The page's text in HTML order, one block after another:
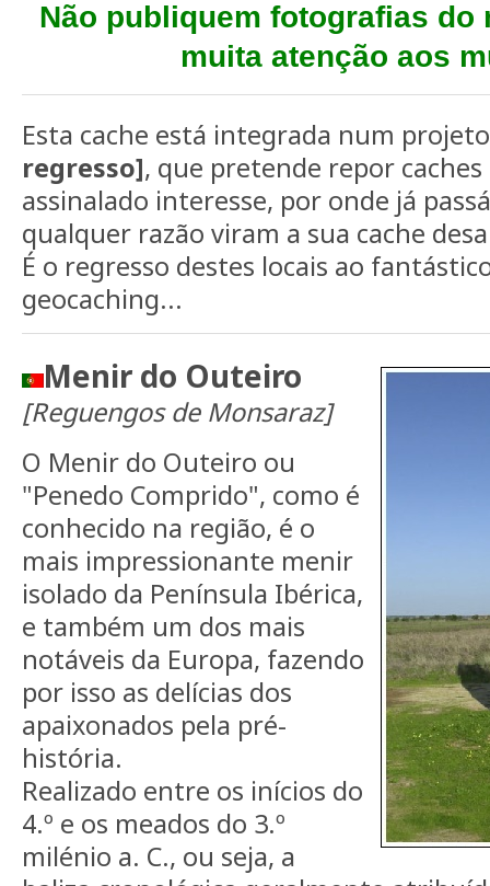
Não publiquem fotografias do
muita atenção aos
Esta cache está integrada num
regresso], que pretende repor caches
assinalado interesse, por onde já
qualquer razão viram a sua cache
É o regresso destes locais ao
geocaching...
Menir do Outeiro
[Reguengos de Monsaraz]
O Menir do Outeiro ou
"Penedo Comprido", como é
conhecido na região, é o
mais impressionante menir
isolado da Península Ibérica,
e também um dos mais
notáveis da Europa, fazendo
por isso as delícias dos
apaixonados pela pré-
história.
Realizado entre os inícios do
4.º e os meados do 3.º
milénio a. C., ou seja, a